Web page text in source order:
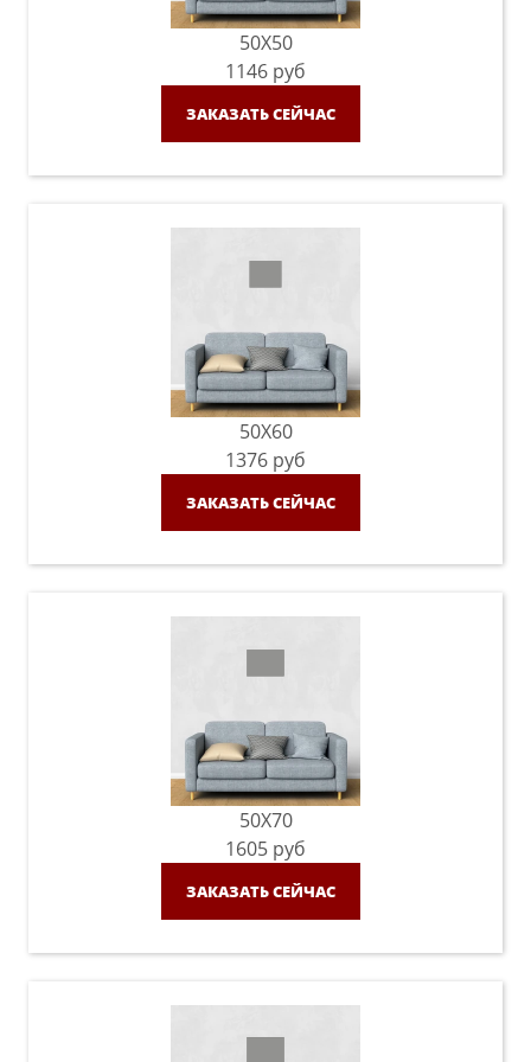
50X50
1146 руб
ЗАКАЗАТЬ СЕЙЧАС
50X60
1376 руб
ЗАКАЗАТЬ СЕЙЧАС
50X70
1605 руб
ЗАКАЗАТЬ СЕЙЧАС